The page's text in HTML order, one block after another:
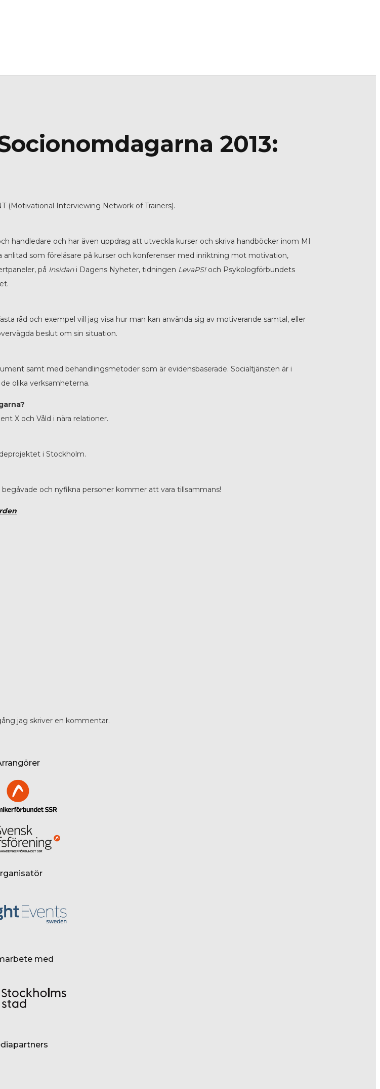
2013:
(Motivational Interviewing Network of Trainers).
handledare och har även uppdrag att utveckla kurser och skriva handböcker inom MI
anlitad som föreläsare på kurser och konferenser med inriktning mot motivation,
på Insidan i Dagens Nyheter, tidningen LevaPS!och Psykologförbundets
råd och exempel vill jag visa hur man kan använda sig av motiverande samtal, eller
beslut om sin situation.
samt med behandlingsmetoder som är evidensbaserade. Socialtjänsten är i
olika verksamheterna.
X och Våld i nära relationer.
i Stockholm.
och nyfikna personer kommer att vara tillsammans!
jag skriver en kommentar.
med